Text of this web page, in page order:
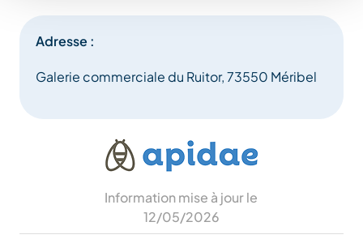
Adresse :
Galerie commerciale du Ruitor, 73550 Méribel
Information mise à jour le
12/05/2026